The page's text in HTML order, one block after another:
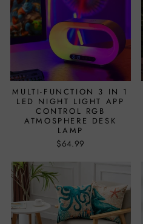
MULTI-FUNCTION 3 IN 1
LED NIGHT LIGHT APP
CONTROL RGB
ATMOSPHERE DESK
LAMP
$64.99